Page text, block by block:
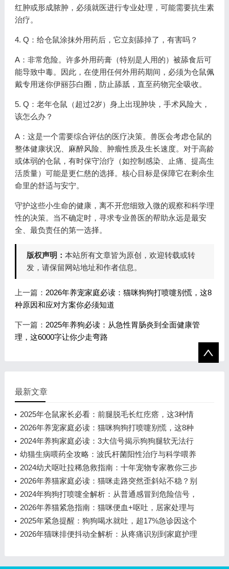
红肿或形成脓肿，必须就医进行专业处理，可能需要抗生素
治疗。
4. Q：给仓鼠涂抹外用药后，它立刻舔掉了，有害吗？
A：非常危险。许多外用药膏（特别是人用的）被舔食后可
能导致中毒。因此，在使用任何外用药期间，必须为仓鼠佩
戴专用迷你伊丽莎白圈，防止舔舐，直至药物完全吸收。
5. Q：老年仓鼠（超过2岁）身上出现肿块，手术风险大，
该怎么办？
A：这是一个需要综合评估的医疗决策。兽医会考虑仓鼠的
整体健康状况、麻醉风险、肿瘤性质及生长速度。对于高龄
或体弱的仓鼠，有时保守治疗（如控制感染、止痛、提高生
活质量）可能是更仁慈的选择。核心目标是保障它在剩余生
命里的舒适与安宁。
守护这些小生命的健康，离不开您细致入微的观察和科学理
性的决策。当不确定时，寻求专业兽医的帮助永远是最安
全、最负责任的第一选择。
版权声明： 本站所有文章皆为原创，欢迎转载或转
发，请保留网站地址和作者信息。
上一篇： 2026年养宠家庭必读：猫咪狗狗打喷嚏别慌，这8
种原因和应对方案你必须知道
下一篇： 2025年养狗必读：从急性胃肠炎到全面健康管
理，这6000字让你少走弯路
最新文章
2025年仓鼠家长必看：前腿脱毛长红疙瘩，这3种情
况最危险！
2026年养宠家庭必读：猫咪狗狗打喷嚏别慌，这8种
原因和应对方案你必须知道
2024年养狗家庭必读：3大信号揭示狗狗腿软无法行
走的真相
幼猫生病喂药全攻略：波氏杆菌阳性治疗与科学喂养
指南
2024幼犬呕吐拉稀急救指南：十年宠物专家教你三步
排查法与5个高频问题解答
2026年养猫家庭必读：猫咪走路突然歪斜站不稳？别
急着拍片！10年宠物专家教你科学
2024年狗狗打喷嚏全解析：从普通感冒到危险信号，
宠物家长必读指南
2026年养猫紧急指南：猫咪便血+呕吐，居家处理与
送医的5条红线
2025年紧急提醒：狗狗喝水就吐，超17%急诊因这个
致命习惯！
2026年猫咪排便抖动全解析：从疼痛识别到家庭护理